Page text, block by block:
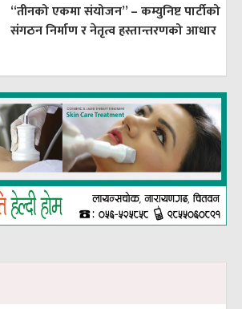
“तीनको एकमा संयोजन” – कम्युनिष्ट पार्टीको
संगठन निर्माण र नेतृत्व हस्तान्तरणको आधार